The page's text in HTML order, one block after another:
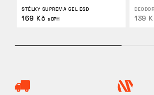
STÉLKY SUPREMA GEL ESD
169 Kč s DPH 139